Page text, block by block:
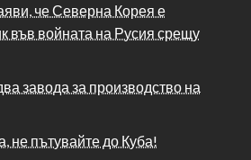
че Северна Корея е
във войната на Русия срещу
завода за производство на
не пътувайте до Куба!